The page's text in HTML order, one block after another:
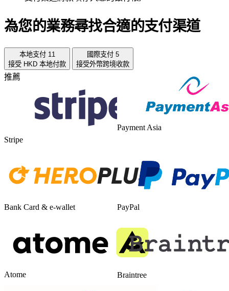
為您的業務尋找合適的支付渠道
本地支付 11
接受 HKD 本地付款
國際支付 5
接受外幣跨境收款
推薦
Stripe
Payment Asia
Bank Card & e-wallet PayPal
Atome Braintree